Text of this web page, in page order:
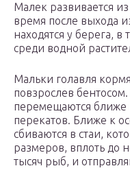
Малек развивается
время после выхода
находятся у берега, в
среди водной
Мальки голавля
повзрослев
перемещаются ближе
перекатов. Ближе к
сбиваются в стаи,
размеров, вплоть до
тысяч рыб, и